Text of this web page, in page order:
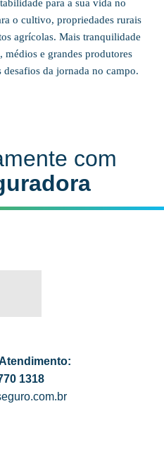
para a sua vida no
o cultivo, propriedades rurais
agrícolas. Mais tranquilidade
médios e grandes produtores
desafios da jornada no campo.
com
1318